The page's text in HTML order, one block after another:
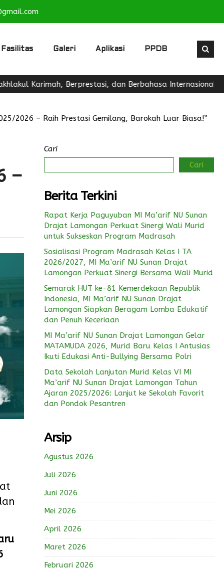
Fasilitas Galeri Aplikasi PPDB
Berprestasi, dan Berbahasa Internasional"
2026 – Raih Prestasi Gemilang, Barokah Luar Biasa!”
–
Cari
Cari
Berita Terkini
Rapat Kerja Paguyuban MI Ma’arif NU Sunan
Drajat Lamongan Perkuat Sinergi Wali Murid
untuk Sukseskan Program Madrasah
Sosialisasi Program Madrasah Kelas I TA
2026/2027, MI Ma’arif NU Sunan Drajat
Lamongan Perkuat Sinergi Bersama Wali Murid
Semarak HUT ke-81 Kemerdekaan Republik
Indonesia, MI Ma’arif NU Sunan Drajat
Lamongan Siapkan Beragam Lomba Edukatif
dan Penuh Keceriaan
MI Ma’arif NU Sunan Drajat Lamongan Gelar
MATAMUDA 2026, Murid Baru Kelas I Antusias
Ikuti Edukasi Anti-Bullying Bersama Polri
Data Sekolah Lanjutan Murid Kelas VI MI
Ma’arif NU Sunan Drajat Lamongan Tahun
Ajaran 2025/2026: Lanjut ke Sekolah Favorit
dan Pondok Pesantren
Arsip
Agustus 2026
Juli 2026
Juni 2026
Mei 2026
April 2026
Maret 2026
Februari 2026